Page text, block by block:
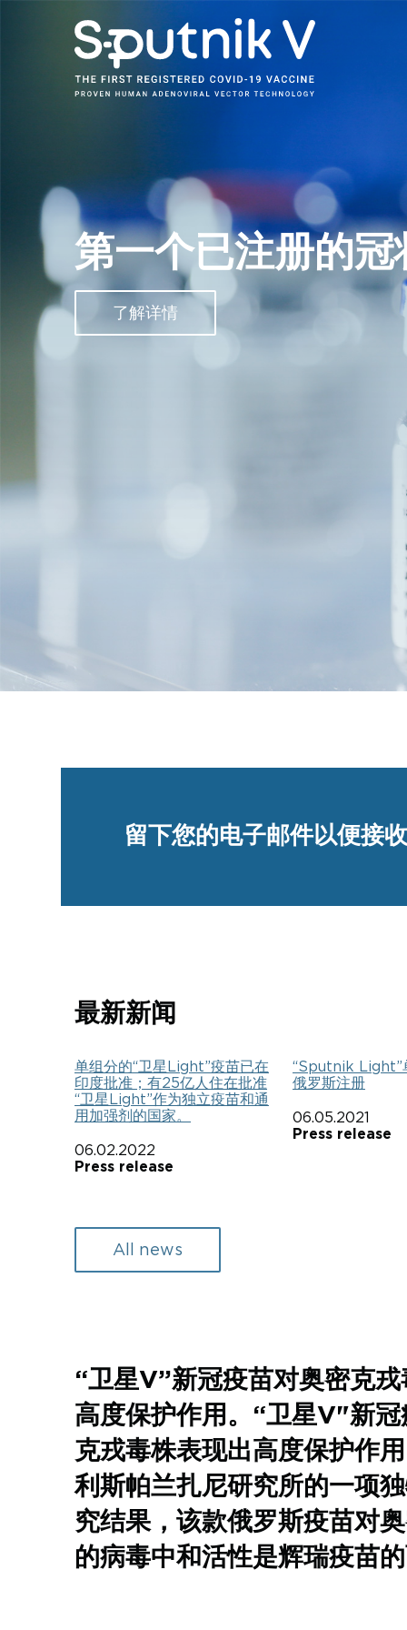
第一个已注册的冠
了解详情
留下您的电子邮件以便接
最新新闻
单组分的“卫星Light”疫苗已在
印度批准；有25亿人住在批准
“卫星Light”作为独立疫苗和通
用加强剂的国家。
06.02.2022
Press release
“Sputnik Light”
俄罗斯注册
06.05.2021
Press release
All news
“卫星V”新冠疫苗对奥密克
高度保护作用。“卫星V"新冠
克戎毒株表现出高度保护作
利斯帕兰扎尼研究所的一项
究结果，该款俄罗斯疫苗对
的病毒中和活性是辉瑞疫苗